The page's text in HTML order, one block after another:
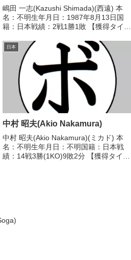
嶋田 一志(Kazushi Shimada)(西遠) 本
名：不明生年月日：1987年8月13日国
籍：日本戦績：2戦1勝1敗 【獲得タイト
パーバンタム級新人王1回戦
2021/03/21 ●4R判定 0...
日本
中村 昭夫(Akio Nakamura)
中村 昭夫(Akio Nakamura)(ミカド) 本
名：不明生年月日：不明国籍：日本戦
績：14戦3勝(1KO)9敗2分 【獲得タイト